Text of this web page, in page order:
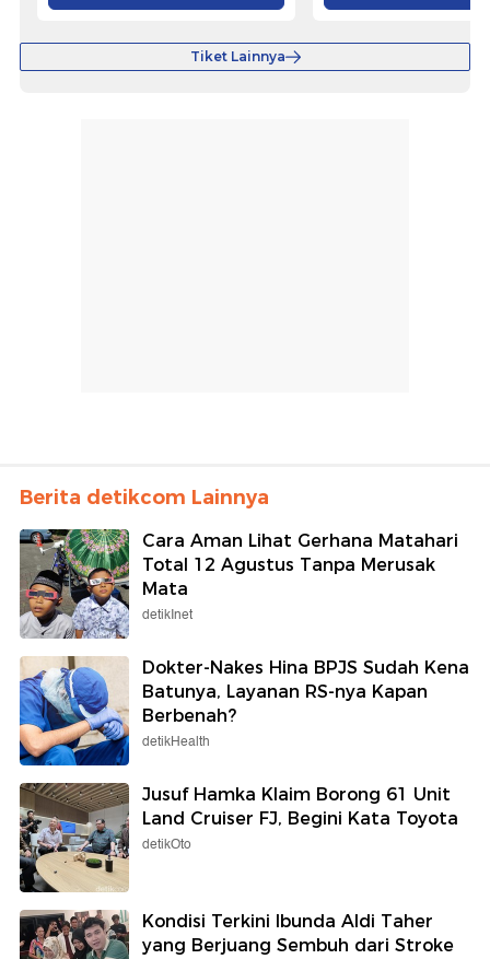
Tiket Lainnya
Berita detikcom Lainnya
Cara Aman Lihat Gerhana Matahari
Total 12 Agustus Tanpa Merusak
Mata
detikInet
Dokter-Nakes Hina BPJS Sudah Kena
Batunya, Layanan RS-nya Kapan
Berbenah?
detikHealth
Jusuf Hamka Klaim Borong 61 Unit
Land Cruiser FJ, Begini Kata Toyota
detikOto
Kondisi Terkini Ibunda Aldi Taher
yang Berjuang Sembuh dari Stroke